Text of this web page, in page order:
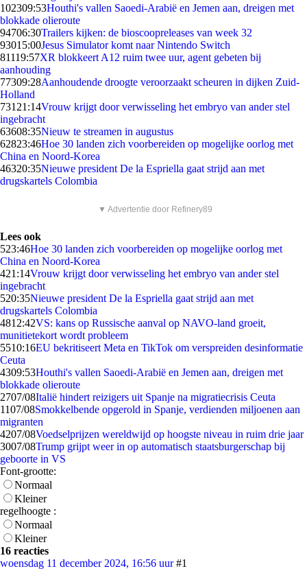
102309:53Houthi's vallen Saoedi-Arabië en Jemen aan, dreigen met
blokkade olieroute
94706:30Trailers kijken: de bioscoopreleases van week 32
93015:00Jesus Simulator komt naar Nintendo Switch
81119:57XR blokkeert A12 ruim twee uur, agent gebeten bij
aanhouding
77309:28Aanhoudende droogte veroorzaakt scheuren in dijken Zuid-
Holland
731 21:14Vrouw krijgt door verwisseling het embryo van ander stel
ingebracht
63608:35Nieuw te streamen in augustus
62823:46Hoe 30 landen zich voorbereiden op mogelijke oorlog met
China en Noord-Korea
46320:35Nieuwe president De la Espriella gaat strijd aan met
drugskartels Colombia
▼ Advertentie door Refinery89
Lees ook
523:46Hoe 30 landen zich voorbereiden op mogelijke oorlog met
China en Noord-Korea
421:14Vrouw krijgt door verwisseling het embryo van ander stel
ingebracht
520:35Nieuwe president De la Espriella gaat strijd aan met
drugskartels Colombia
4812:42VS: kans op Russische aanval op NAVO-land groeit,
munitietekort wordt probleem
5510:16EU bekritiseert Meta en TikTok om verspreiden desinformatie
Ceuta
4309:53Houthi's vallen Saoedi-Arabië en Jemen aan, dreigen met
blokkade olieroute
2707/08Italië hindert reizigers uit Spanje na migratiecrisis Ceuta
1107/08Smokkelbende opgerold in Spanje, verdienden miljoenen aan
migranten
4207/08Voedselprijzen wereldwijd op hoogste niveau in ruim drie jaar
3007/08Trump grijpt weer in op automatisch staatsburgerschap bij
geboorte in VS
Font-grootte:
Normaal
Kleiner
regelhoogte :
Normaal
Kleiner
16 reacties
woensdag 11 december 2024, 16:56 uur #1